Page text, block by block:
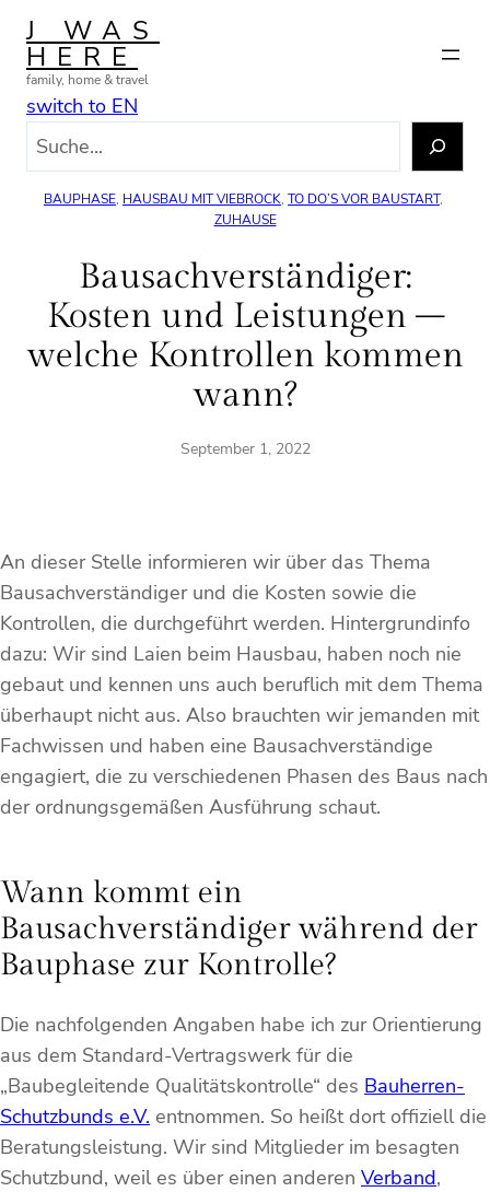
Zum
Inhalt
springen
J WAS
HERE
family, home & travel
switch to EN
BAUPHASE, HAUSBAU MIT VIEBROCK, TO DO’S VOR BAUSTART
ZUHAUSE
Bausachverständiger:
Kosten und Leistungen –
welche Kontrollen kommen
wann?
September 1, 2022
An dieser Stelle informieren wir über das Thema
Bausachverständiger und die Kosten sowie die
Kontrollen, die durchgeführt werden. Hintergrundinfo
dazu: Wir sind Laien beim Hausbau, haben noch nie
gebaut und kennen uns auch beruflich mit dem Thema
überhaupt nicht aus. Also brauchten wir jemanden mit
Fachwissen und haben eine Bausachverständige
engagiert, die zu verschiedenen Phasen des Baus nach
der ordnungsgemäßen Ausführung schaut.
Wann kommt ein
Bausachverständiger während der
Bauphase zur Kontrolle?
Die nachfolgenden Angaben habe ich zur Orientierung
aus dem Standard-Vertragswerk für die
„Baubegleitende Qualitätskontrolle“ des Bauherren-
Schutzbunds e.V. entnommen. So heißt dort offiziell die
Beratungsleistung. Wir sind Mitglieder im besagten
Schutzbund, weil es über einen anderen Verband,